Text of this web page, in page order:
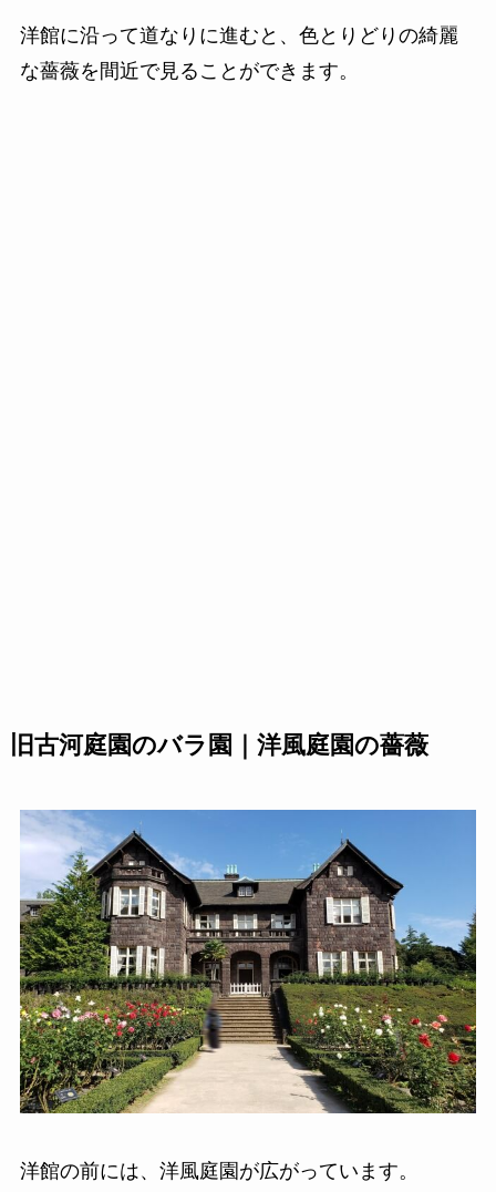
洋館に沿って道なりに進むと、色とりどりの綺麗
な薔薇を間近で見ることができます。
旧古河庭園のバラ園｜洋風庭園の薔薇
洋館の前には、洋風庭園が広がっています。